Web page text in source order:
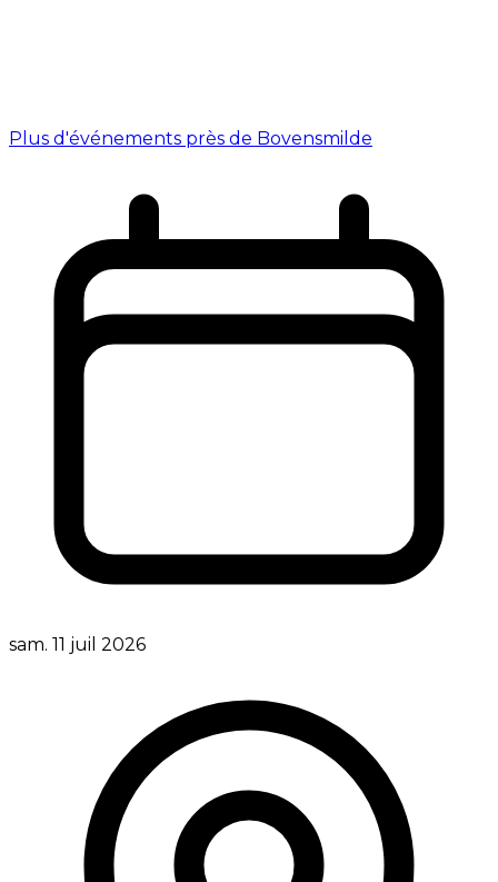
Plus d'événements près de Bovensmilde
sam. 11 juil 2026